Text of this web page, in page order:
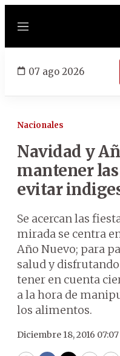
Menú
07 ago 2026
Nacionales
Navidad y
mantener
evitar
Se acercan las
mirada se centra
Año Nuevo; para
salud y
tener en cuenta
a la hora de
los alimentos.
Diciembre 18, 2016 07:07